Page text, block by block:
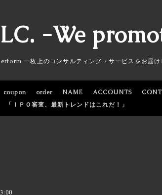
-We
一枚上のコンサルティング・サービスをお届け
coupon order NAME ACCOUNTS
「ＩＰＯ審査、最新トレンドはこれだ！」